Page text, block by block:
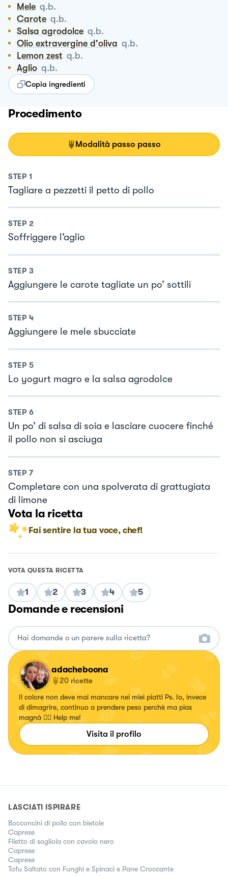
Mele q.b.
Carote q.b.
Salsa agrodolce q.b.
Olio extravergine d'oliva q.b.
Lemon zest q.b.
Aglio q.b.
Copia ingredienti
Procedimento
Modalità passo passo
STEP 1
Tagliare a pezzetti il petto di pollo
STEP 2
Soffriggere l’aglio
STEP 3
Aggiungere le carote tagliate un po’ sottili
STEP 4
Aggiungere le mele sbucciate
STEP 5
Lo yogurt magro e la salsa agrodolce
STEP 6
Un po’ di salsa di soia e lasciare cuocere finché
il pollo non si asciuga
STEP 7
Completare con una spolverata di grattugiata
di limone
Vota la ricetta
Fai sentire la tua voce, chef!
VOTA QUESTA RICETTA
1 2 3 4 5
Domande e recensioni
adacheboona
20 ricette
Il colore non deve mai mancare nei miei piatti Ps. Io, invece
di dimagrire, continuo a prendere peso perchè ma pias
magnà 🤦‍♀️ Help me!
Visita il profilo
LASCIATI ISPIRARE
Bocconcini di pollo con bietole
Caprese
Filetto di sogliola con cavolo nero
Caprese
Caprese
Tofu Saltato con Funghi e Spinaci e Pane Croccante